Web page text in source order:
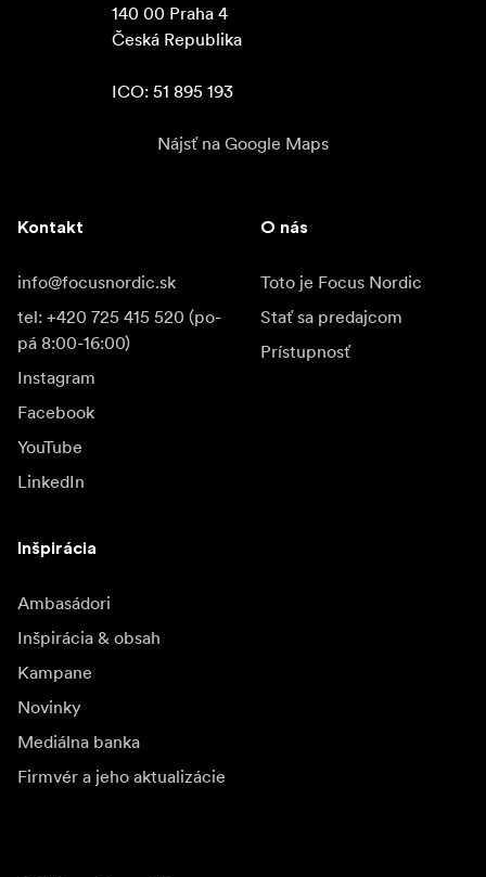
140 00 Praha 4
Česká Republika
ICO: 51 895 193
Nájsť na Google Maps
Kontakt
info@focusnordic.sk
tel: +420 725 415 520 (po-
pá 8:00-16:00)
Instagram
Facebook
YouTube
LinkedIn
O nás
Toto je Focus Nordic
Stať sa predajcom
Prístupnosť
Inšpirácia
Ambasádori
Inšpirácia & obsah
Kampane
Novinky
Mediálna banka
Firmvér a jeho aktualizácie